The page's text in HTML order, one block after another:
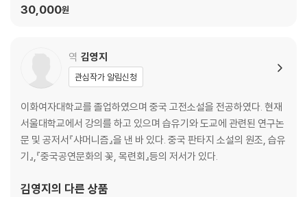
9권
10권 / 습유명산기
19. 곤오산(昆吾山)
20. 동정산(洞庭山)
해설
옮긴이에 대해
30,000원
역 김영지
관심작가 알림신청
이화여자대학교를 졸업하였으며 중국 고전소설을 전공하였다. 현재
서울대학교에서 강의를 하고 있으며 습유기와 도교에 관련된 연구논
문 및 공저서『샤머니즘』을 낸 바 있다. 중국 판타지 소설의 원조, 습유
기』,『중국공연문화의 꽃, 목련회』등의 저서가 있다.
김영지 의 다른 상품